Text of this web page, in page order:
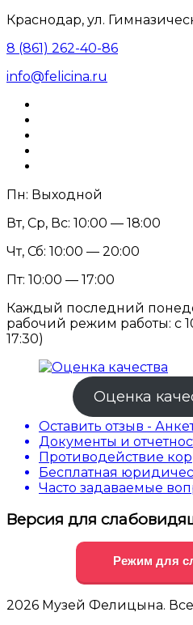
Краснодар, ул.
8 (861) 262-40-86
info@felicina.ru
Пн: Выходной
Вт, Ср, Вс: 10:00 — 18:00
Чт, Сб: 10:00 — 20:00
Пт: 10:00 — 17:00
Каждый последний
рабочий режим работы: с
17:30)
Оценка
Оставить отзыв -
Документы и
Противодействие
Бесплатная
Часто задаваемые
Версия для
Режим для
2026 Музей Фелицына.